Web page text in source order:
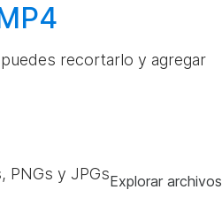
recortarlo y agregar
PNGs y JPGsExplorar archivos